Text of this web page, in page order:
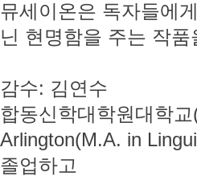
뮤세이온은 독자들에
닌 현명함을 주는 작
감수: 김연수
합동신학대학원대학
Arlington(M.A. in
졸업하고